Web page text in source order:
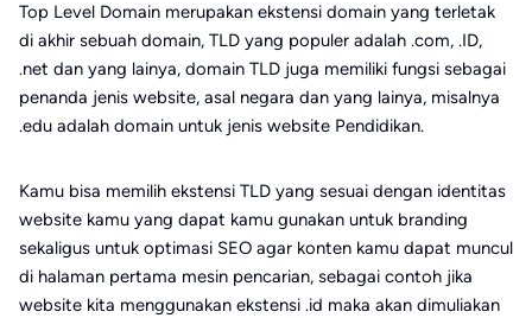
Top Level Domain merupakan ekstensi domain yang terletak
di akhir sebuah domain, TLD yang populer adalah .com, .ID,
.net dan yang lainya, domain TLD juga memiliki fungsi sebagai
penanda jenis website, asal negara dan yang lainya, misalnya
.edu adalah domain untuk jenis website Pendidikan.
Kamu bisa memilih ekstensi TLD yang sesuai dengan identitas
website kamu yang dapat kamu gunakan untuk branding
sekaligus untuk optimasi SEO agar konten kamu dapat muncul
di halaman pertama mesin pencarian, sebagai contoh jika
website kita menggunakan ekstensi .id maka akan dimuliakan